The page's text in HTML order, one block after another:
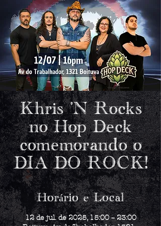
Khris 'N Rocks
no Hop Deck
comemorando o
DIA DO ROCK!
Horário e Local
12 de jul. de 2025, 15:00 – 23:00